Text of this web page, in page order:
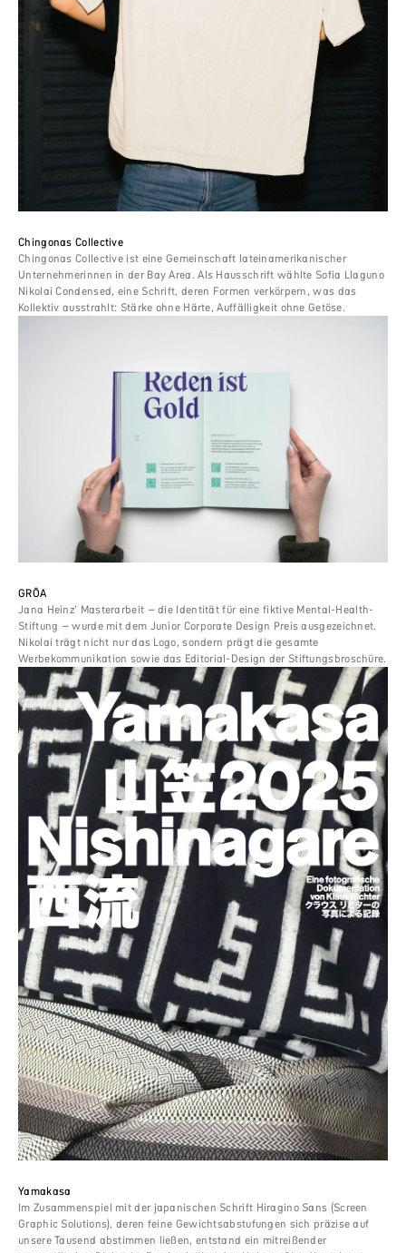
Chingonas Collective
Chingonas Collective ist eine Gemeinschaft lateinamerikanischer
Unternehmerinnen in der Bay Area. Als Hausschrift wählte Sofia Llaguno
Nikolai Condensed, eine Schrift, deren Formen verkörpern, was das
Kollektiv ausstrahlt: Stärke ohne Härte, Auffälligkeit ohne Getöse.
GRŌA
Jana Heinz’ Masterarbeit – die Identität für eine fiktive Mental-Health-
Stiftung – wurde mit dem Junior Corporate Design Preis ausgezeichnet.
Nikolai trägt nicht nur das Logo, sondern prägt die gesamte
Werbekommunikation sowie das Editorial-Design der Stiftungsbroschüre.
Yamakasa
Im Zusammenspiel mit der japanischen Schrift Hiragino Sans (Screen
Graphic Solutions), deren feine Gewichtsabstufungen sich präzise auf
unsere Tausend abstimmen ließen, entstand ein mitreißender